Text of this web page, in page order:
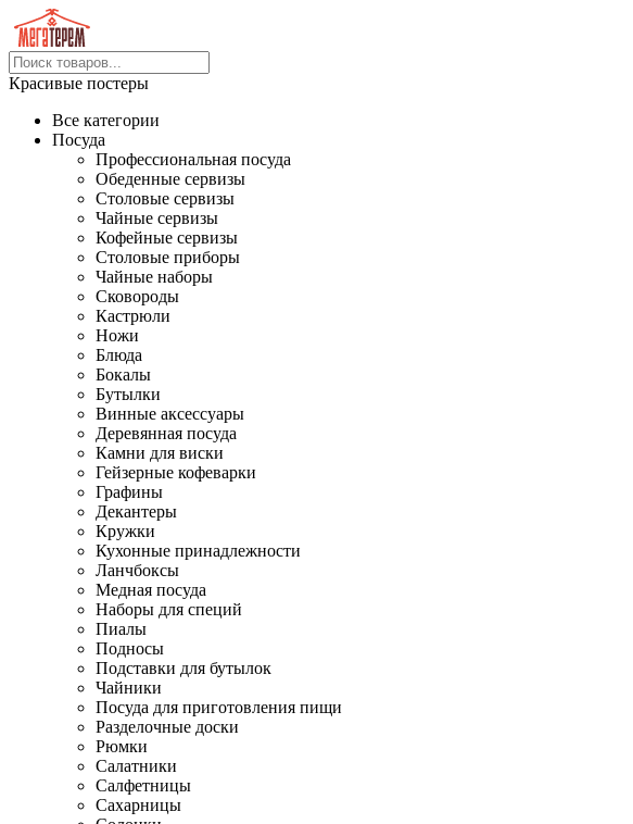
Красивые постеры
Все категории
Посуда
Профессиональная посуда
Обеденные сервизы
Столовые сервизы
Чайные сервизы
Кофейные сервизы
Столовые приборы
Чайные наборы
Сковороды
Кастрюли
Ножи
Блюда
Бокалы
Бутылки
Винные аксессуары
Деревянная посуда
Камни для виски
Гейзерные кофеварки
Графины
Декантеры
Кружки
Кухонные принадлежности
Ланчбоксы
Медная посуда
Наборы для специй
Пиалы
Подносы
Подставки для бутылок
Чайники
Посуда для приготовления пищи
Разделочные доски
Рюмки
Салатники
Салфетницы
Сахарницы